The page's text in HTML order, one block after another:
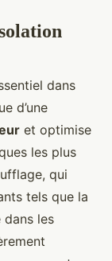
dans
d’une
et optimise
les plus
qui
tels que la
dans les